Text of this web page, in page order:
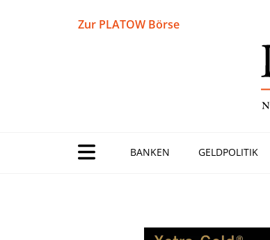
Zur PLATOW Börse
BANKEN GELDPOLITIK